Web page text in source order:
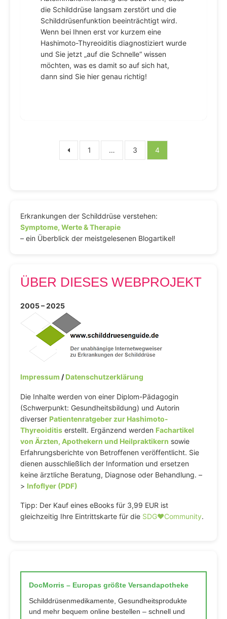
die Schilddrüse langsam zerstört und die
Schilddrüsenfunktion beeinträchtigt wird.
Wenn bei Ihnen erst vor kurzem eine
Hashimoto-Thyreoiditis diagnostiziert wurde
und Sie jetzt „auf die Schnelle“ wissen
möchten, was es damit so auf sich hat,
dann sind Sie hier genau richtig!
Seitennummerierung
1 … 3 4
Erkrankungen der Schilddrüse verstehen:
Symptome, Werte & Therapie
– ein Überblick der meistgelesenen Blogartikel!
ÜBER DIESES WEBPROJEKT
2005 – 2025
Impressum /Datenschutzerklärung
Die Inhalte werden von einer Diplom-Pädagogin
(Schwerpunkt: Gesundheitsbildung) und Autorin
diverser Patientenratgeber zur Hashimoto-
Thyreoiditis erstellt. Ergänzend werden Fachartikel
von Ärzten, Apothekern und Heilpraktikern sowie
Erfahrungsberichte von Betroffenen veröffentlicht. Sie
dienen ausschließlich der Information und ersetzen
keine ärztliche Beratung, Diagnose oder Behandlung. –
> Infoflyer (PDF)
Tipp: Der Kauf eines eBooks für 3,99 EUR ist
gleichzeitig Ihre Eintrittskarte für die SDG♥️Community.
DocMorris – Europas größte Versandapotheke
Schilddrüsenmedikamente, Gesundheitsprodukte
und mehr bequem online bestellen – schnell und